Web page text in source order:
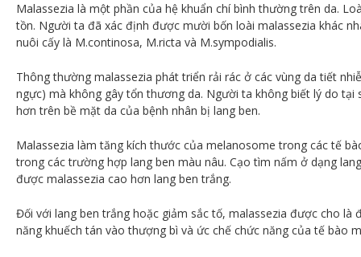
Malassezia là một phần của hệ khuẩn chí bình thường trên da.
tồn. Người ta đã xác định được mười bốn loài malassezia khác
nuôi cấy là M.continosa, M.ricta và M.sympodialis.
Thông thường malassezia phát triển rải rác ở các vùng da tiết
ngực) mà không gây tổn thương da. Người ta không biết lý do tại
hơn trên bề mặt da của bệnh nhân bị lang ben.
Malassezia làm tăng kích thước của melanosome trong các tế
trong các trường hợp lang ben màu nâu. Cạo tìm nấm ở dạng
được malassezia cao hơn lang ben trắng.
Đối với lang ben trắng hoặc giảm sắc tố, malassezia được cho là
năng khuếch tán vào thượng bì và ức chế chức năng của tế bào